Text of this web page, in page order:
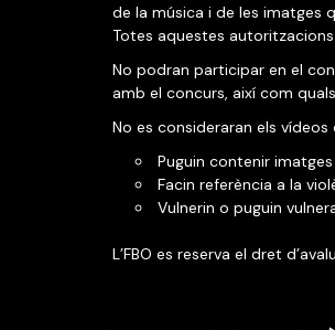
de la música i de les imatges
Totes aquestes
No podran participar en el
amb el concurs, així com
No es consideraran els vídeos
Puguin contenir
Facin referència a la
Vulnerin o puguin
L’FBO es reserva el dret